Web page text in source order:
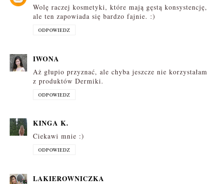
Wolę raczej kosmetyki, które mają gęstą konsystencję,
ale ten zapowiada się bardzo fajnie. :)
ODPOWIEDZ
IWONA
Aż głupio przyznać, ale chyba jeszcze nie korzystałam
z produktów Dermiki.
ODPOWIEDZ
KINGA K.
Ciekawi mnie :)
ODPOWIEDZ
LAKIEROWNICZKA